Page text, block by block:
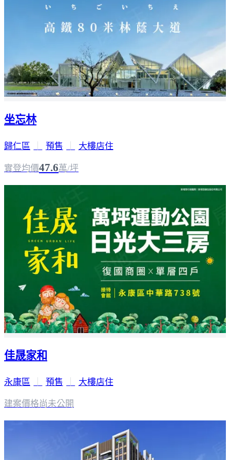
坐忘林
歸仁區 預售 大樓店住
實登均價47.6萬/坪
佳晟家和
永康區 預售 大樓店住
建案價格尚未公開